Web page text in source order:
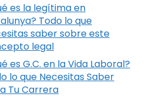
es la legítima en
Todo lo que
saber sobre este
legal
es G.C. en la Vida Laboral?
lo que Necesitas Saber
Tu Carrera